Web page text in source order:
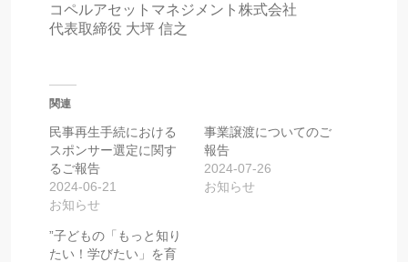
コペルアセットマネジメント株式会社
代表取締役 大坪 信之
関連
民事再生手続における
スポンサー選定に関す
るご報告
2024-06-21
お知らせ
事業譲渡についてのご
報告
2024-07-26
お知らせ
”子どもの「もっと知り
たい！学びたい」を育